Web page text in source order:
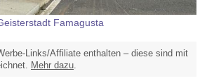
Famagusta
Links/Affiliate enthalten – diese sind mit
Mehr dazu.